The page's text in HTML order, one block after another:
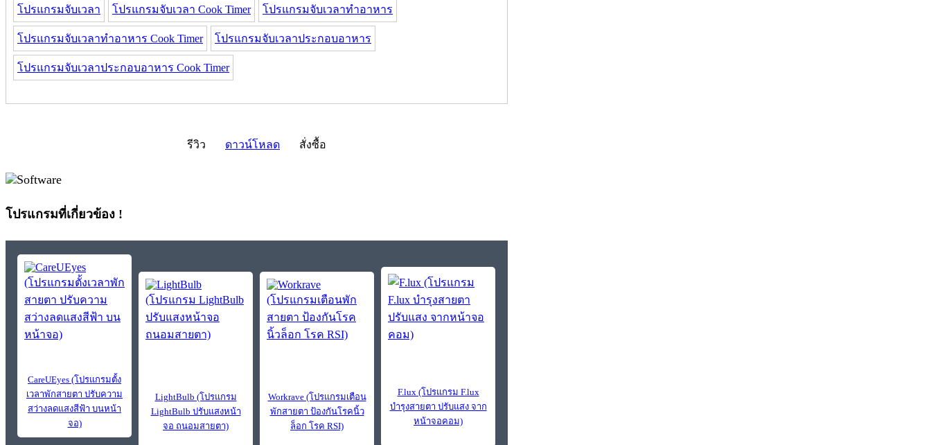
โปรแกรมจับเวลา โปรแกรมจับเวลา Cook Timer โปรแกรมจับเวลาทำอาหาร
โปรแกรมจับเวลาทำอาหาร Cook Timer โปรแกรมจับเวลาประกอบอาหาร
โปรแกรมจับเวลาประกอบอาหาร Cook Timer
รีวิว ดาวน์โหลด สั่งซื้อ
โปรแกรมที่เกี่ยวข้อง !
CareUEyes (โปรแกรมตั้ง
เวลาพักสายตา ปรับความ
สว่างลดแสงสีฟ้า บนหน้า
จอ)
LightBulb (โปรแกรม
LightBulb ปรับแสงหน้า
จอ ถนอมสายตา)
Workrave (โปรแกรมเตือน
พักสายตา ป้องกันโรคนิ้ว
ล็อก โรค RSI)
F.lux (โปรแกรม F.lux
บำรุงสายตา ปรับแสง จาก
หน้าจอคอม)